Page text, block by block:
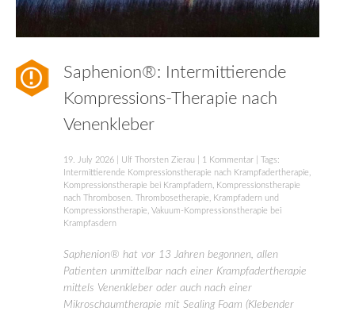
Saphenion®: Intermittierende
Kompressions-Therapie nach
Venenkleber
19. July 2026 Ulf Thorsten Zierau 1 Kommentar | Tags:
Intermittierende Kompressionstherapie nach Krampfadertherapie,
Kompressionstherapie bei Krampfadern, Kompressionstherapie
nach Thrombosen. Thrombosetherapie, Krampfadern und
Kompressionstherapie, Vakuum-Kompressionstherapie bei
Krampfasdern
Saphenion® hat vor 13 Jahren begonnen, allen
Patienten unmittelbar nach einer Krampfadertherapie
mittels Venenkleber oder auch nach einer
Mikroschaumtherapie mit Sealing Foam (Klebender